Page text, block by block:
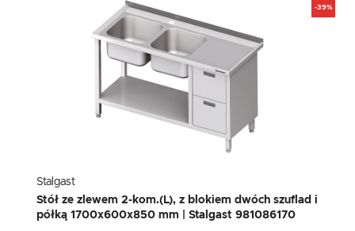
-39%
Stalgast
Stół ze zlewem 2-kom.(L), z blokiem dwóch szuflad i
półką 1700x600x850 mm | Stalgast 981086170